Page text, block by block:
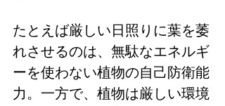
たとえば厳しい日照りに葉を萎
れさせるのは、無駄なエネルギ
ーを使わない植物の自己防衛能
力。一方で、植物は厳しい環境